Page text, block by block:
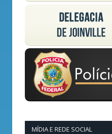
MÍDIA E REDE SOCIAL